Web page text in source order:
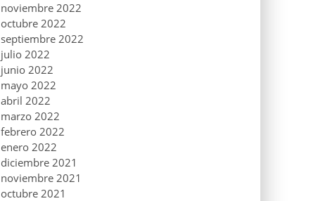
noviembre 2022
octubre 2022
septiembre 2022
julio 2022
junio 2022
mayo 2022
abril 2022
marzo 2022
febrero 2022
enero 2022
diciembre 2021
noviembre 2021
octubre 2021